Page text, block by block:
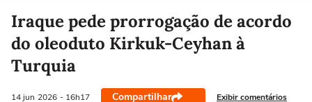
Iraque pede prorrogação de acordo
do oleoduto Kirkuk-Ceyhan à
Turquia
14 jun 2026 - 16h17 Compartilhar Exibir comentários